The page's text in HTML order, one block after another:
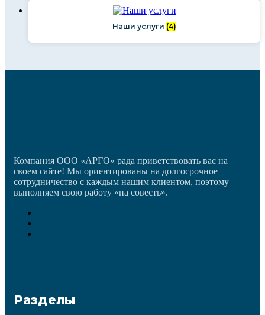
Наши услуги (4)
Компания ООО «АРГО» рада приветствовать вас на
своем сайте! Мы ориентированы на долгосрочное
сотрудничество с каждым нашим клиентом, поэтому
выполняем свою работу «на совесть».
Разделы